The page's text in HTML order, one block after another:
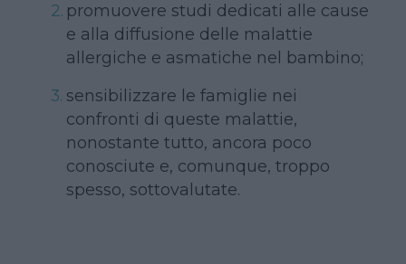
promuovere studi dedicati alle cause
e alla diffusione delle malattie
allergiche e asmatiche nel bambino;
sensibilizzare le famiglie nei
confronti di queste malattie,
nonostante tutto, ancora poco
conosciute e, comunque, troppo
spesso, sottovalutate.